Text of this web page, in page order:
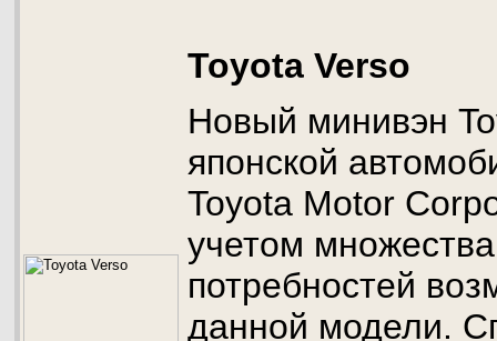
Toyota Verso
Новый минивэн
японской
Toyota Motor
учетом
потребностей
данной модели.